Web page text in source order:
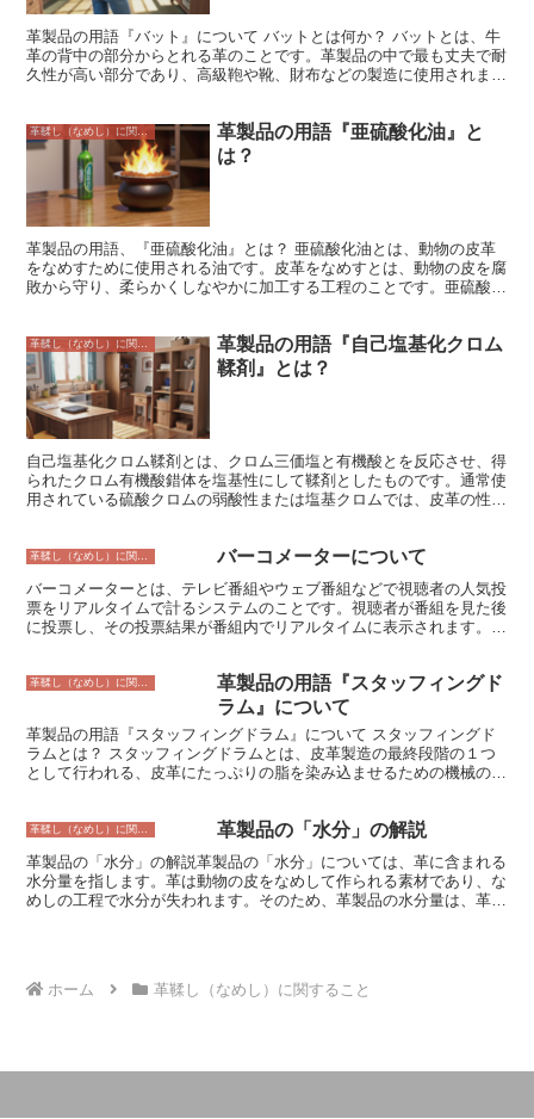
革製品の用語『バット』について バットとは何か？ バットとは、牛
革の背中の部分からとれる革のことです。革製品の中で最も丈夫で耐
久性が高い部分であり、高級鞄や靴、財布などの製造に使用されま
目立ちにくいというメリットがあります。また、バットは革の厚みが
均一であるため、製品の仕上がりが美しくなりやすいという特徴もあ
ります。ただし、バットは牛革の中でも最も高価な部位となるため、
製品の価格も高くなる傾向にあります。
革製品の用語『亜硫酸化油』と
は？
革製品の用語、『亜硫酸化油』とは？ 亜硫酸化油とは、動物の皮革
をなめすために使用される油です。皮革をなめすとは、動物の皮を腐
敗から守り、柔らかくしなやかに加工する工程のことです。亜硫酸化
る効果もあります。しかし、亜硫酸化油は自然界には存在しない化学
物質であり、人体に害を及ぼす可能性があります。そのため、亜硫酸
化油は、革製品の製造には使用することができません。
革製品の用語『自己塩基化クロム
鞣剤』とは？
自己塩基化クロム鞣剤とは、クロム三価塩と有機酸とを反応させ、得
られたクロム有機酸錯体を塩基性にして鞣剤としたものです。通常使
用されている硫酸クロムの弱酸性または塩基クロムでは、皮革の性質
pH値で鞣すことができます。 自己塩基化クロム鞣剤は、皮革の強
あります。自己塩基化クロム鞣剤で鞣された革は、伸縮性が良く、ソ
フトでしなやかな感触を持ち、耐熱性や防水性にも優れた特徴を持っ
ています。また、この鞣剤は、皮革に有害な物質を排出せず、環境に
バーコメーターについて
バーコメーターとは、テレビ番組やウェブ番組などで視聴者の人気投
票をリアルタイムで計るシステムのことです。視聴者が番組を見た後
に投票し、その投票結果が番組内でリアルタイムに表示されます。
したりするのに役立ちます。また、視聴者にとっても、自分の意見が
番組に反映されていることを実感することができ、より番組を楽しめ
れるようになっており、視聴者の反応を測るためのツールとして定着
しています。
革鞣し（なめし）に関すること
革製品の用語『スタッフィングド
ラム』について
革製品の用語『スタッフィングドラム』について スタッフィングド
ラムとは？ スタッフィングドラムとは、皮革製造の最終段階の１つ
として行われる、皮革にたっぷりの脂を染み込ませるための機械のこ
で、この際に使用される機械がスタッフィングドラムなのです。スタ
革と脂肪アルコールが入れられ、それが回転しながら交互にかき混ぜ
られることで、皮革に脂肪アルコールがしっかりと染み込んでいきま
す。加脂により、革は柔軟性や弾力性が増し、強度も上がるので、靴
革製品の「水分」の解説
革製品の「水分」の解説革製品の「水分」については、革に含まれる
水分量を指します。革は動物の皮をなめして作られる素材であり、な
めしの工程で水分が失われます。そのため、革製品の水分量は、革の
って革から水分が蒸発するため、加熱前後の重量の差が大きくなるほ
熱による革の変質や損傷が生じる可能性があるため、注意が必要で
ホーム 革鞣し（なめし）に関すること